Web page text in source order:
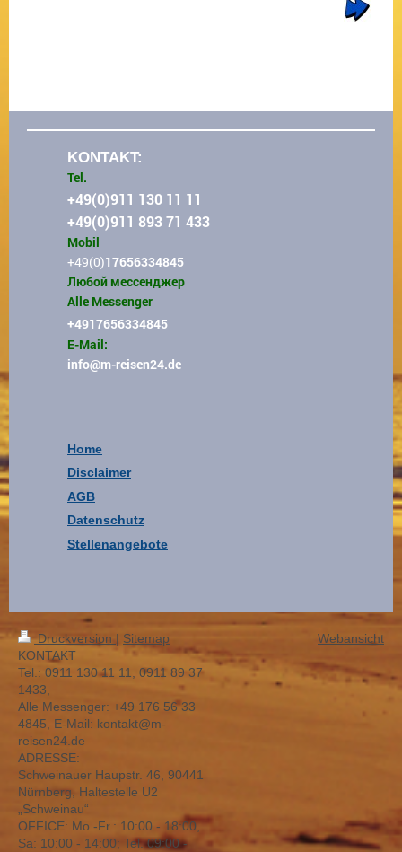
KONTAKT:
Tel.
+49(0)911 130 11 11
+49(0)911 893 71 433
Mobil
+49(0)17656334845
Любой мессенджер
Alle Messenger
+4917656334845
E-Mail:
info@m-reisen24.de
Home
Disclaimer
AGB
Datenschutz
Stellenangebote
Druckversion | Sitemap
KONTAKT
Tel.: 0911 130 11 11, 0911 89 37
1433,
Alle Messenger: +49 176 56 33
4845, E-Mail: kontakt@m-
reisen24.de
ADRESSE:
Schweinauer Haupstr. 46, 90441
Nürnberg, Haltestelle U2
„Schweinau“
OFFICE: Mо.-Fr.: 10:00 - 18:00,
Sa: 10:00 - 14:00; Tel. 09:00 -
Webansicht